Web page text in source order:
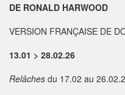
DE RONALD HARWOOD
VERSION FRANÇAISE DE
13.01 > 28.02.26
Relâches du 17.02 au